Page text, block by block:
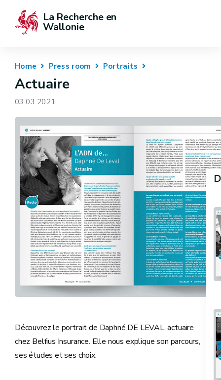
La Recherche en
Wallonie
Home Press room Portraits
Actuaire
03.03.2021
Découvrez le portrait de Daphné DE LEVAL, actuaire
chez Belfius Insurance. Elle nous explique son parcours,
ses études et ses choix.